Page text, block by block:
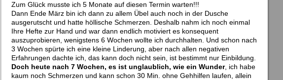
Zum Glück musste ich 5 Monate auf diesen Termin warten!!!
Dann Ende März bin ich dann zu allem Übel auch noch in der Dusche
ausgerutscht und hatte höllische Schmerzen. Deshalb nahm ich noch einmal
Ihre Hefte zur Hand und war dann endlich motiviert es konsequent
auszuprobieren, wenigstens 6 Wochen wollte ich durchhalten. Und schon nach
3 Wochen spürte ich eine kleine Linderung, aber nach allen negativen
Erfahrungen dachte ich, das kann doch nicht sein, ist bestimmt nur Einbildung.
Doch heute nach 7 Wochen, es ist unglaublich, wie ein Wunder, ich habe
kaum noch Schmerzen und kann schon 30 Min. ohne Gehhilfen laufen, allein